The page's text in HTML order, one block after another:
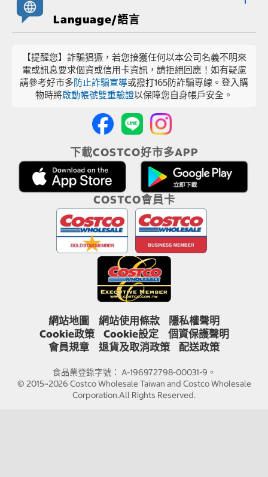
Language/語言
【提醒您】詐騙猖獗，若您接獲任何以本公司名義不明來
電或訊息要求個資或信用卡資訊，請拒絕回應！如有疑慮
請參考好市多防止詐騙宣導或撥打165防詐騙專線。登入購
物時將啟動帳號雙重驗證以保障您自身帳戶安全。
下載COSTCO好市多APP
COSTCO會員卡
網站地圖 網站使用條款
隱私權聲明
Cookie政策
Cookie設定
個資保護聲明
會員規章
退貨及取消政策 配送政策
食品業登錄字號： A-196972798-00031-9。
© 2015~2026 Costco Wholesale Taiwan and Costco Wholesale
Corporation.All Rights Reserved.